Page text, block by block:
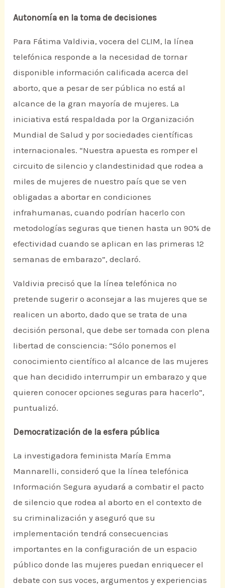
Autonomía en la toma de decisiones
Para Fátima Valdivia, vocera del CLIM, la línea
telefónica responde a la necesidad de tornar
disponible información calificada acerca del
aborto, que a pesar de ser pública no está al
alcance de la gran mayoría de mujeres. La
iniciativa está respaldada por la Organización
Mundial de Salud y por sociedades científicas
internacionales. “Nuestra apuesta es romper el
circuito de silencio y clandestinidad que rodea a
miles de mujeres de nuestro país que se ven
obligadas a abortar en condiciones
infrahumanas, cuando podrían hacerlo con
metodologías seguras que tienen hasta un 90% de
efectividad cuando se aplican en las primeras 12
semanas de embarazo”, declaró.
Valdivia precisó que la línea telefónica no
pretende sugerir o aconsejar a las mujeres que se
realicen un aborto, dado que se trata de una
decisión personal, que debe ser tomada con plena
libertad de consciencia: “Sólo ponemos el
conocimiento científico al alcance de las mujeres
que han decidido interrumpir un embarazo y que
quieren conocer opciones seguras para hacerlo”,
puntualizó.
Democratización de la esfera pública
La investigadora feminista María Emma
Mannarelli, consideró que la línea telefónica
Información Segura ayudará a combatir el pacto
de silencio que rodea al aborto en el contexto de
su criminalización y aseguró que su
implementación tendrá consecuencias
importantes en la configuración de un espacio
público donde las mujeres puedan enriquecer el
debate con sus voces, argumentos y experiencias